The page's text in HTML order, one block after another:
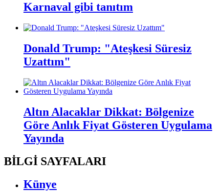
Karnaval gibi tanıtım
Donald Trump: "Ateşkesi Süresiz
Uzattım"
Altın Alacaklar Dikkat: Bölgenize
Göre Anlık Fiyat Gösteren Uygulama
Yayında
BİLGİ SAYFALARI
Künye